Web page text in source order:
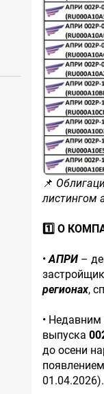
листингом
1️⃣ О
• АПРИ –
регионах,
•
выпуска
до осени
появлением
01.04.2026).